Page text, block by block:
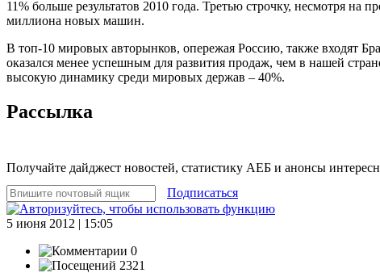
11% больше результатов 2010 года. Третью строчку, несмотря
миллиона новых машин.
В топ-10 мировых авторынков, опережая Россию, также входят
оказался менее успешным для развития продаж, чем в нашей
высокую динамику среди мировых держав – 40%.
Рассылка
Получайте дайджест новостей, статистику АЕБ и анонсы
Подписаться
5 июня 2012 | 15:05
0
2321